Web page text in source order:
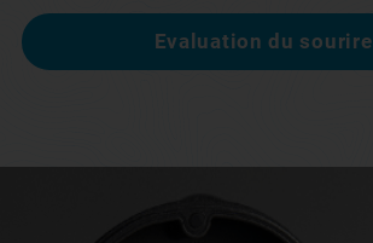
Evaluation du sourire